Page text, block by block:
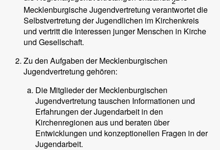
Mecklenburgische Jugendvertretung verantwortet die
Selbstvertretung der Jugendlichen im Kirchenkreis
und vertritt die Interessen junger Menschen in Kirche
und Gesellschaft.
Zu den Aufgaben der Mecklenburgischen
Jugendvertretung gehören:
Die Mitglieder der Mecklenburgischen
Jugendvertretung tauschen Informationen und
Erfahrungen der Jugendarbeit in den
Kirchenregionen aus und beraten über
Entwicklungen und konzeptionellen Fragen in der
Jugendarbeit.